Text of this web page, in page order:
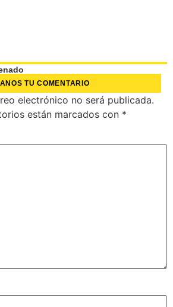
TU COMENTARIO
electrónico no será publicada.
están marcados con *